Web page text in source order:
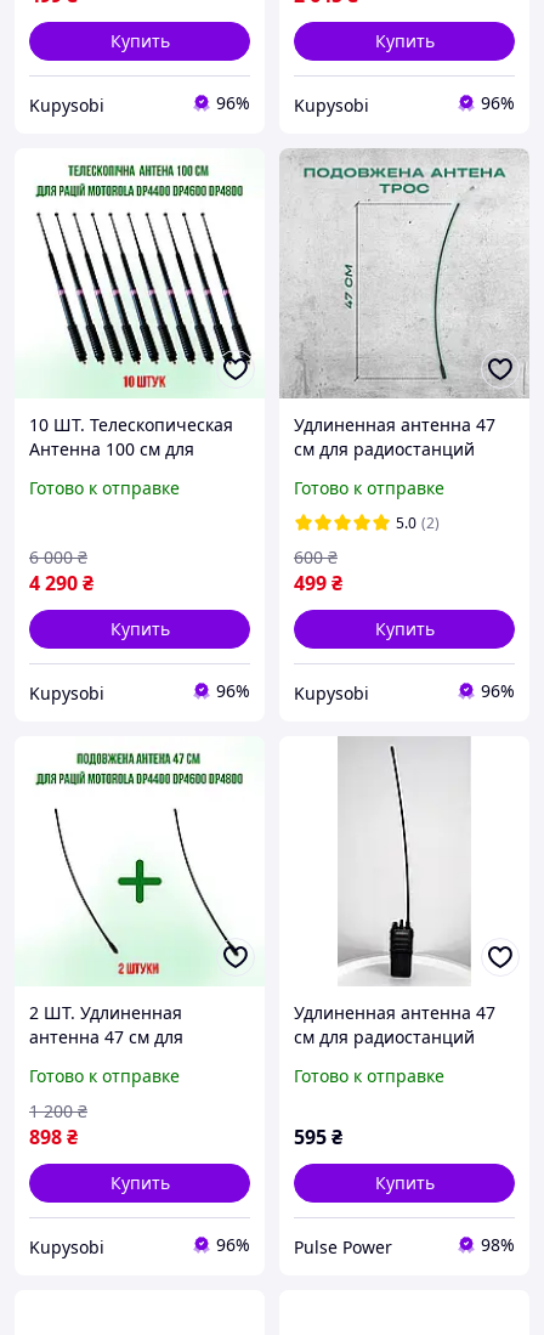
Купить
Kupysobi 96%
Купить
Kupysobi 96%
10 ШТ. Телескопическая
Антенна 100 см для
MOTOROLA
4800e,DP4400e, DP4600e
Готово к отправке
4 290₴
6 000 ₴
Купить
Kupysobi 96%
Удлиненная антенна 47
см для радиостанций
DP4600 DP4800e DP4400e
DP4600e (трос)
Готово к отправке
5.0 (2)
499₴
600 ₴
Купить
Kupysobi 96%
2 ШТ. Удлиненная
антенна 47 см для
DP4800 DP4400 DP4600
DP4800e DP4400e DP4600e
(трос)
Готово к отправке
898₴
1 200 ₴
Купить
Kupysobi 96%
Удлиненная антенна 47
см для радиостанций
DP4800/DP4400/DP4600/D
4600e
Готово к отправке
595₴
Купить
Pulse Power 98%